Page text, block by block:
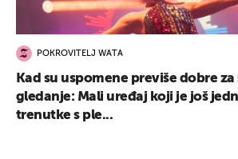
POKROVITELJ WATA
Kad su uspomene previše dobre
gledanje: Mali uređaj koji je još
trenutke s ple...